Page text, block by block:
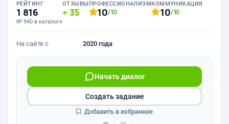
РЕЙТИНГ
1 816
№ 940 в каталоге
ОТЗЫВЫ
35
ПРОФЕССИОНАЛИЗМ
10/10
КОММУНИКАЦИЯ
10/10
На сайте с 2020 года
Начать диалог
Создать задание
Добавить в избранное